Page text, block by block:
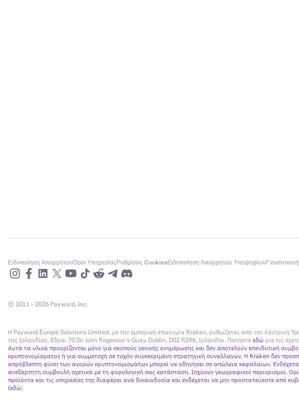
Ειδοποίηση ΑπορρήτουΌροι ΥπηρεσίαςΡυθμίσεις CookiesΕιδοποίηση Απορρήτου Υποψηφίων
© 2011 - 2026 Payward, Inc.
Η Payward Europe Solutions Limited, με την εμπορική επωνυμία Kraken, ρυθμίζεται από την Κεντρική
της Ιρλανδίας. Έδρα: 70 Sir John Rogerson’s Quay, Dublin, D02 R296, Ιρλανδία. Πατήστεεδώγια τις
Αυτά τα υλικά προορίζονται μόνο για σκοπούς γενικής ενημέρωσης και δεν αποτελούν επενδυτική
κρυπτονομίσματος ή για συμμετοχή σε τυχόν συγκεκριμένη στρατηγική συναλλαγών. Η Kraken δεν
απρόβλεπτη φύση των αγορών κρυπτονομισμάτων μπορεί να οδηγήσει σε απώλεια κεφαλαίων.
ανεξάρτητη συμβουλή σχετικά με τη φορολογική σας κατάσταση. Ισχύουν γεωγραφικοί περιορισμοί.
προϊόντα και τις υπηρεσίες της διαφέρει ανά δικαιοδοσία και ενδέχεται να μην προστατεύεστε από
(εδώ).